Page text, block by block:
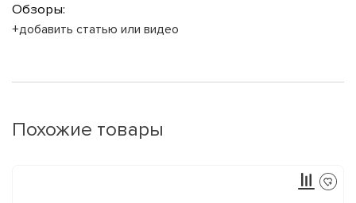
Обзоры:
+добавить статью или видео
Похожие товары